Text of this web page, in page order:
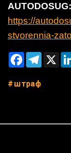
AUTODOSUG:
https://
stvorennia-
FacebookTelegram
X
штраф